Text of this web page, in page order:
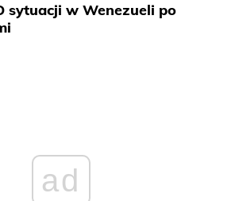
sytuacji w Wenezueli po
ad